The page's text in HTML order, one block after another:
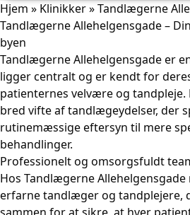
Hjem » Klinikker»Tandlægerne
Tandlægerne Allehelgensgade –
byen
Tandlægerne Allehelgensgade er
ligger centralt og er kendt for
patienternes velvære og tandpleje.
bred vifte af tandlægeydelser, der
rutinemæssige eftersyn til mere
behandlinger.
Professionelt og omsorgsfuldt
Hos Tandlægerne
erfarne tandlæger og tandplejere,